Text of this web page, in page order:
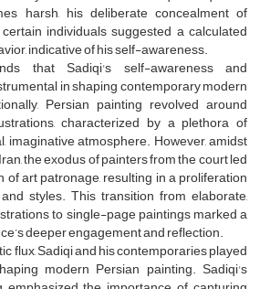
harsh, his deliberate concealment of
individuals suggested a calculated
indicative of his self-awareness.
that Sadiqi's self-awareness and
in shaping contemporary modern
Persian painting revolved around
characterized by a plethora of
imaginative atmosphere. However, amidst
the exodus of painters from the court led
art patronage, resulting in a proliferation
styles. This transition from elaborate,
to single-page paintings marked a
deeper engagement and reflection.
flux, Sadiqi and his contemporaries played
modern Persian painting. Sadiqi's